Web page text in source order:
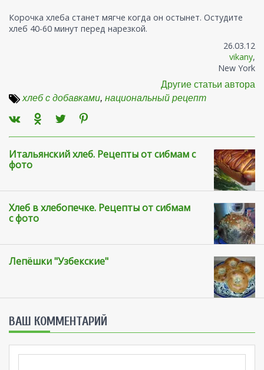
Корочка хлеба станет мягче когда он остынет. Остудите
хлеб 40-60 минут перед нарезкой.
26.03.12
vikany,
New York
Другие статьи автора
хлеб с добавками, национальный рецепт
Итальянский хлеб. Рецепты от сибмам с
фото
Хлеб в хлебопечке. Рецепты от сибмам
с фото
Лепёшки "Узбекские"
ВАШ КОММЕНТАРИЙ